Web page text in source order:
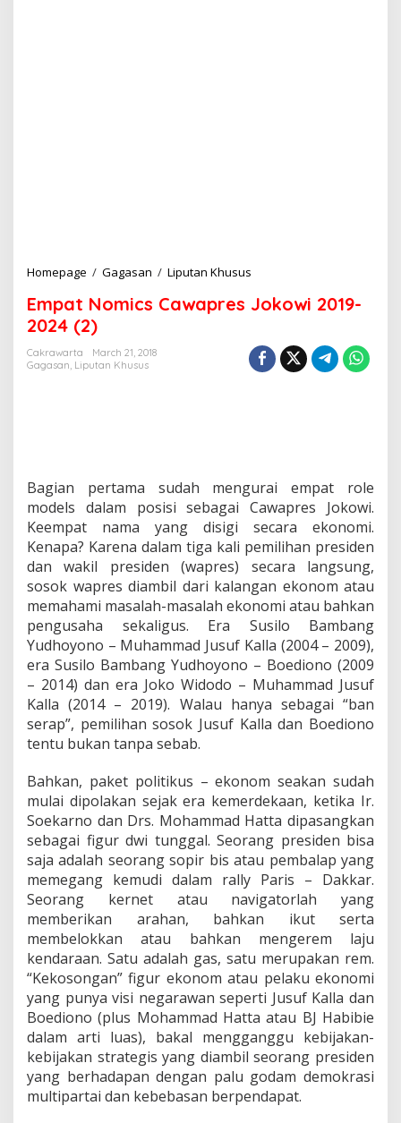
Homepage / Gagasan / Liputan Khusus
p
N
o
w
a
p
r
e
s
o
k
o
w
0
1
9
2
4
(
2
Empat Nomics Cawapres Jokowi 2019-
2024 (2)
Cakrawarta
March 21, 2018
Gagasan, Liputan Khusus
Bagian pertama sudah mengurai empat role
models dalam posisi sebagai Cawapres Jokowi.
Keempat nama yang disigi secara ekonomi.
Kenapa? Karena dalam tiga kali pemilihan presiden
dan wakil presiden (wapres) secara langsung,
sosok wapres diambil dari kalangan ekonom atau
memahami masalah-masalah ekonomi atau bahkan
pengusaha sekaligus. Era Susilo Bambang
Yudhoyono – Muhammad Jusuf Kalla (2004 – 2009),
era Susilo Bambang Yudhoyono – Boediono (2009
– 2014) dan era Joko Widodo – Muhammad Jusuf
Kalla (2014 – 2019). Walau hanya sebagai “ban
serap”, pemilihan sosok Jusuf Kalla dan Boediono
tentu bukan tanpa sebab.
Bahkan, paket politikus – ekonom seakan sudah
mulai dipolakan sejak era kemerdekaan, ketika Ir.
Soekarno dan Drs. Mohammad Hatta dipasangkan
sebagai figur dwi tunggal. Seorang presiden bisa
saja adalah seorang sopir bis atau pembalap yang
memegang kemudi dalam rally Paris – Dakkar.
Seorang kernet atau navigatorlah yang
memberikan arahan, bahkan ikut serta
membelokkan atau bahkan mengerem laju
kendaraan. Satu adalah gas, satu merupakan rem.
“Kekosongan” figur ekonom atau pelaku ekonomi
yang punya visi negarawan seperti Jusuf Kalla dan
Boediono (plus Mohammad Hatta atau BJ Habibie
dalam arti luas), bakal mengganggu kebijakan-
kebijakan strategis yang diambil seorang presiden
yang berhadapan dengan palu godam demokrasi
multipartai dan kebebasan berpendapat.